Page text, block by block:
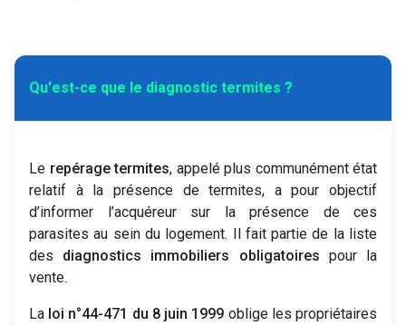
Qu'est-ce que le diagnostic termites ?
Le repérage termites, appelé plus communément état
relatif à la présence de termites, a pour objectif
d’informer l’acquéreur sur la présence de ces
parasites au sein du logement. Il fait partie de la liste
des diagnostics immobiliers obligatoires pour la
vente.
La loi n°44-471 du 8 juin 1999 oblige les propriétaires